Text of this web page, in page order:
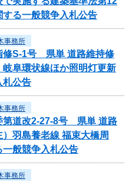
る一般競争入札公告
事務所
修S-1号 県単 道路維持修
阜環状線ほか照明灯更新
公告
事務所
第道改2-27-8号 県単 道路
羽島養老線 福束大橋周
般競争入札公告
事務所